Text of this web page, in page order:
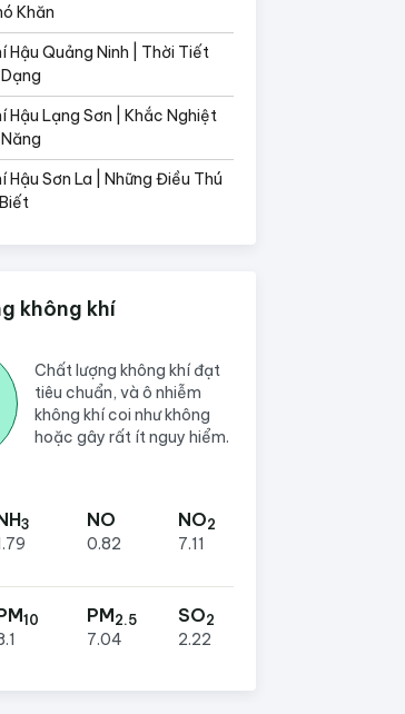
Khăn
Hậu Quảng Ninh | Thời Tiết
Hậu Lạng Sơn | Khắc Nghiệt
Sơn La | Những Điều Thú
không khí
Chất lượng không khí đạt
tiêu chuẩn, và ô nhiễm
không khí coi như không
hoặc gây rất ít nguy hiểm.
3 NO
0.82
NO2
7.11
10 PM2.5
7.04
SO2
2.22